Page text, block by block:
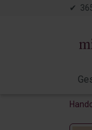
✔